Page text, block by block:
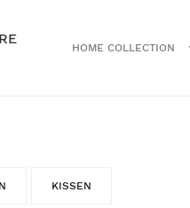
HOME COLLECTION
KISSEN